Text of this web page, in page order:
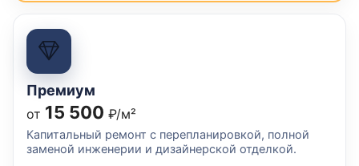
Премиум
от 15 500 ₽/м²
Капитальный ремонт с перепланировкой, полной
заменой инженерии и дизайнерской отделкой.